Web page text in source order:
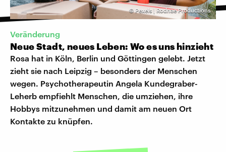
© Pexels | Rodnae Productions
Veränderung
Neue Stadt, neues Leben: Wo es uns hinzieht
Rosa hat in Köln, Berlin und Göttingen gelebt. Jetzt
zieht sie nach Leipzig – besonders der Menschen
wegen. Psychotherapeutin Angela Kundegraber-
Leherb empfiehlt Menschen, die umziehen, ihre
Hobbys mitzunehmen und damit am neuen Ort
Kontakte zu knüpfen.